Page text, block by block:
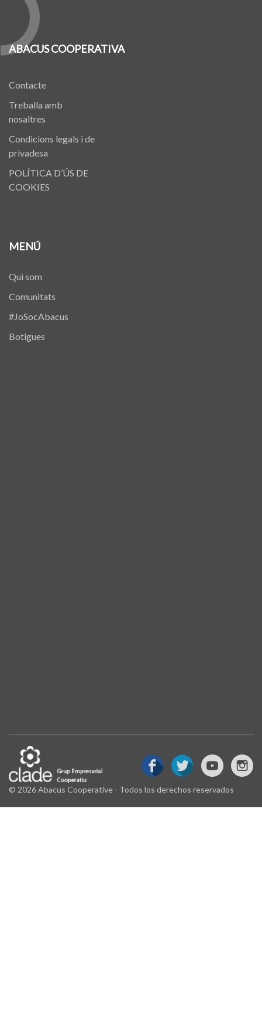
ABACUS COOPERATIVA
Contacte
Treballa amb
nosaltres
Condicions legals i de
privadesa
POLÍTICA D’ÚS DE
COOKIES
MENÚ
Qui som
Comunitats
#JoSocAbacus
Botigues
© 2026 Abacus Cooperative - Todos los derechos reservados